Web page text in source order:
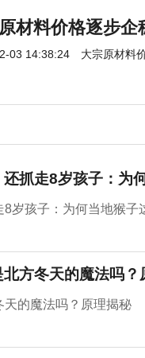
材料价格逐步
03 14:38:24 大宗原材料
抓走8岁孩子：为
岁孩子：为何当地猴子
方冬天的魔法吗？
的魔法吗？原理揭秘